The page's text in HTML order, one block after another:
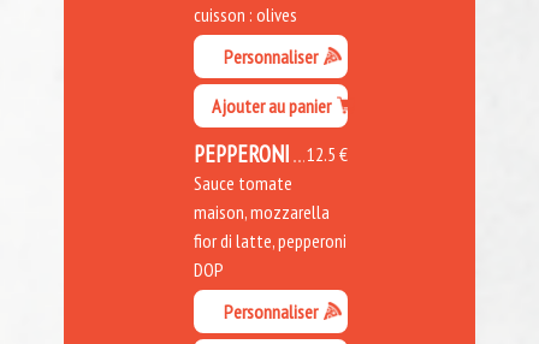
cuisson : olives
Personnaliser
Ajouter au panier
12.5 €
PEPPERONI
Sauce tomate
maison, mozzarella
fior di latte, pepperoni
DOP
Personnaliser